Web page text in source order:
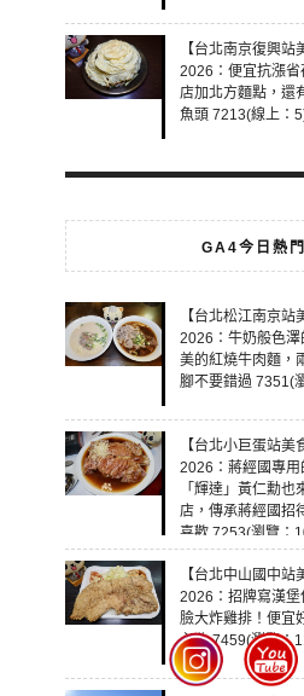
【台北南京復興
2026：便宜抗漲
店加北方麵點，還
魚頭 7213(線上：
GA4今日熱
【台北松江南京
2026：牛奶般色
美的紅燒牛肉麵，
腳不要錯過 7351(
【台北小巨蛋站
2026：蔣經國專用
「輝達」黃仁勳
店，傳承蔣經國招
喜歡 7253(瀏覽：
【台北中山國中
2026：招牌寫漢
臉大炸雞排！便宜
必收 7459(瀏覽：